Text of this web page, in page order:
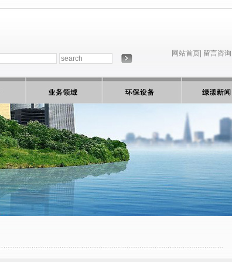
网站首页| 留言咨询